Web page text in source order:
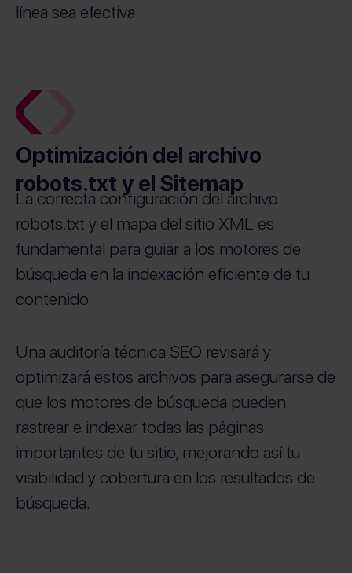
línea sea efectiva.
Optimización del archivo
robots.txt y el Sitemap
La correcta configuración del archivo
robots.txt y el mapa del sitio XML es
fundamental para guiar a los motores de
búsqueda en la indexación eficiente de tu
contenido.
Una auditoría técnica SEO revisará y
optimizará estos archivos para asegurarse de
que los motores de búsqueda pueden
rastrear e indexar todas las páginas
importantes de tu sitio, mejorando así tu
visibilidad y cobertura en los resultados de
búsqueda.